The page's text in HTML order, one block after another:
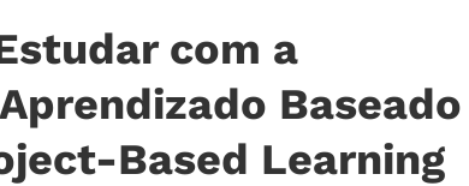
com a
Baseado
Based Learning